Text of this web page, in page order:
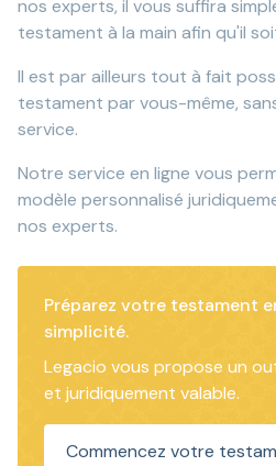
nos experts, il vous suffira
testament à la main afin qu'il
Il est par ailleurs tout à fait
testament par vous-même,
service.
Notre service en ligne vous
modèle personnalisé
nos experts.
Préparez votre testament
simplicité.
Legacio vous propose un
et juridiquement valable.
Commencez votre